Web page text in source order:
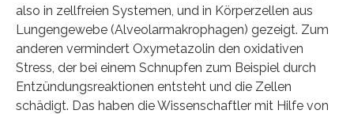
also in zellfreien Systemen, und in Körperzellen aus
Lungengewebe (Alveolarmakrophagen) gezeigt. Zum
anderen vermindert Oxymetazolin den oxidativen
Stress, der bei einem Schnupfen zum Beispiel durch
Entzündungsreaktionen entsteht und die Zellen
schädigt. Das haben die Wissenschaftler mit Hilfe von